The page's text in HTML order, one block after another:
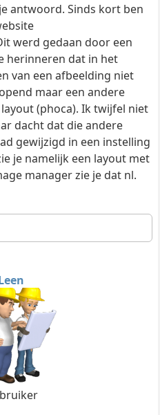
antwoord. Sinds kort ben
werd gedaan door een
herinneren dat in het
van een afbeelding niet
maar een andere
(phoca). Ik twijfel niet
dacht dat die andere
gewijzigd in een instelling
je namelijk een layout met
manager zie je dat nl.